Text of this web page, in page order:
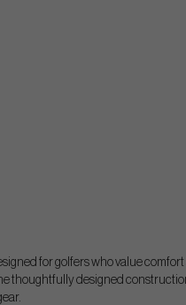
for golfers who value
thoughtfully designed